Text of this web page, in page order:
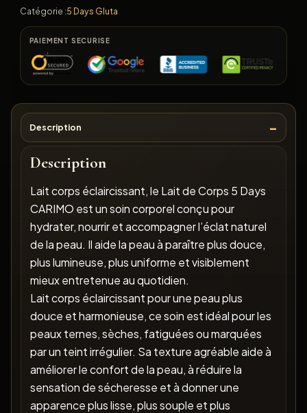
Catégorie :5 Days Gluta
PAIEMENT SECURISE
Description
Description
Lait corps éclaircissant, le Lait de Corps 5 Days
CARIMO est un soin corporel conçu pour
hydrater, nourrir et accompagner l’éclat naturel
de la peau. Il aide la peau à paraître plus douce,
plus lumineuse, plus uniforme et visiblement
mieux entretenue au quotidien.
Lait corps éclaircissant pour une peau plus
douce et harmonieuse, ce soin est idéal pour les
peaux ternes, sèches, fatiguées ou marquées
par un teint irrégulier. Sa texture agréable aide à
améliorer le confort de la peau, à réduire la
sensation de sécheresse et à donner une
apparence plus lisse, plus souple et plus